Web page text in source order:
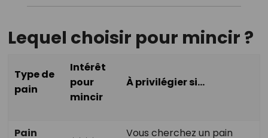
Lequel choisir pour mincir ?
Type de
pain
Intérêt
pour
mincir
À privilégier si…
Pain Vous cherchez un pain